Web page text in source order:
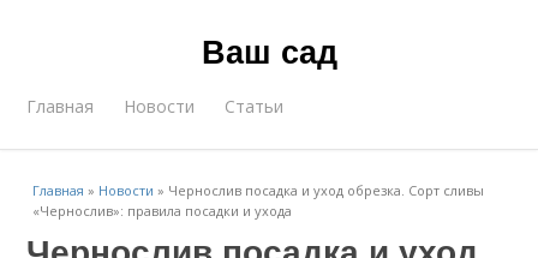
Ваш сад
Главная Новости Статьи
Главная » Новости » Чернослив посадка и уход обрезка. Сорт сливы
«Чернослив»: правила посадки и ухода